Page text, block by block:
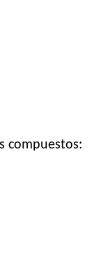
compuestos: